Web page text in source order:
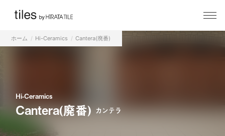
ホーム Hi-Ceramics Cantera(廃番)
Hi-Ceramics
Cantera(廃番) カンテラ